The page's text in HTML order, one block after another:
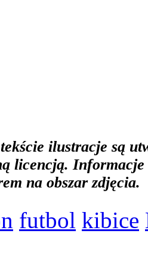
ilustracje są
licencją.
na obszar zdjęcia.
futbol kibice